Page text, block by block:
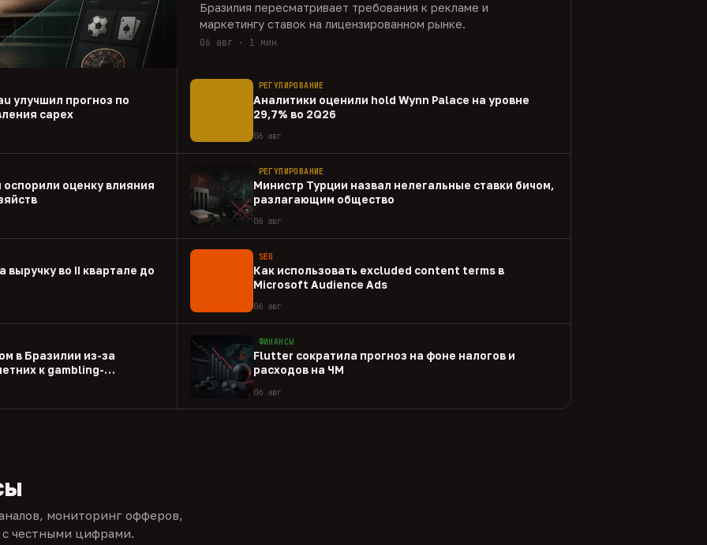
Бразилия пересматривает требования к рекламе и
маркетингу ставок на лицензированном рынке.
06 авг · 1 мин
улучшил прогноз по
capex
РЕГУЛИРОВАНИЕ
Аналитики оценили hold Wynn Palace на уровне
29,7% во 2Q26
06 авг
оценку влияния
РЕГУЛИРОВАНИЕ
Министр Турции назвал нелегальные ставки бичом,
разлагающим общество
06 авг
выручку во II квартале до
SEO
Как использовать excluded content terms в
Microsoft Audience Ads
06 авг
в Бразилии из-за
к gambling-
ФИНАНСЫ
Flutter сократила прогноз на фоне налогов и
расходов на ЧМ
06 авг
мониторинг офферов,
с честными цифрами.